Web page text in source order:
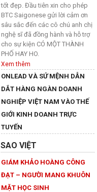
tốt đẹp. Đầu tiên xin cho phép
BTC Saigonese gửi lời cảm ơn
sâu sắc đến các cô chú anh chị
nghệ sĩ đã đồng hành và hỗ trợ
cho sự kiện CÓ MỘT THÀNH
PHỐ HAY HO.
Xem thêm
ONLEAD VÀ SỨ MỆNH DẪN
DẮT HÀNG NGÀN DOANH
NGHIỆP VIỆT NAM VÀO THẾ
GIỚI KINH DOANH TRỰC
TUYẾN
SAO VIỆT
GIÁM KHẢO HOÀNG CÔNG
ĐẠT – NGƯỜI MANG KHUÔN
MẶT HỌC SINH